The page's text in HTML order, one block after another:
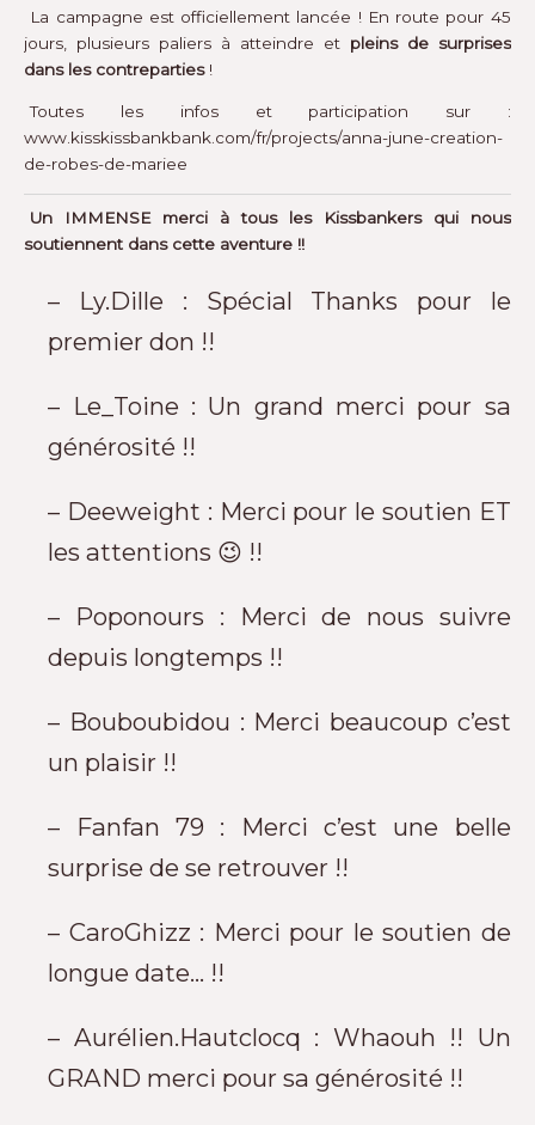
La campagne est officiellement lancée ! En route pour 45
jours, plusieurs paliers à atteindre et pleins de surprises
dans les contreparties!
Toutes les infos et participation sur :
www.kisskissbankbank.com/fr/projects/anna-june-creation-
de-robes-de-mariee
Un IMMENSE merci à tous les Kissbankers qui nous
soutiennent dans cette aventure !!
– Ly.Dille : Spécial Thanks pour le
premier don !!
– Le_Toine : Un grand merci pour sa
générosité !!
– Deeweight : Merci pour le soutien ET
les attentions 😉 !!
– Poponours : Merci de nous suivre
depuis longtemps !!
– Bouboubidou : Merci beaucoup c’est
un plaisir !!
– Fanfan 79 : Merci c’est une belle
surprise de se retrouver !!
– CaroGhizz : Merci pour le soutien de
longue date… !!
– Aurélien.Hautclocq : Whaouh !! Un
GRAND merci pour sa générosité !!